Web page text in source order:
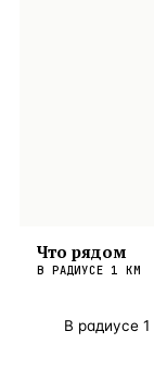
Что рядом
В РАДИУСЕ 1 КМ
В радиусе 1